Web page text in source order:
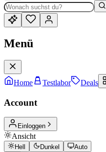
Menü
Home Testlabor Deals
Account
Einloggen
Ansicht
Hell Dunkel Auto